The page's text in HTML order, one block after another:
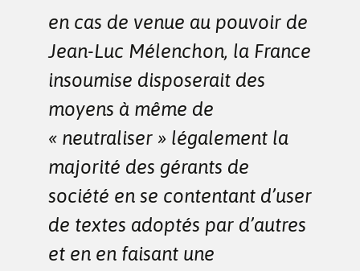
en cas de venue au pouvoir de
Jean-Luc Mélenchon, la France
insoumise disposerait des
moyens à même de
« neutraliser » légalement la
majorité des gérants de
société en se contentant d’user
de textes adoptés par d’autres
et en en faisant une